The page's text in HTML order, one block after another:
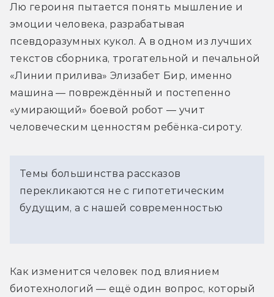
Лю героиня пытается понять мышление и
эмоции человека, разрабатывая
псевдоразумных кукол. А в одном из лучших
текстов сборника, трогательной и печальной
«Линии прилива» Элизабет Бир, именно
машина — повреждённый и постепенно
«умирающий» боевой робот — учит
человеческим ценностям ребёнка-сироту.
Темы большинства рассказов
перекликаются не с гипотетическим
будущим, а с нашей современностью
Как изменится человек под влиянием
биотехнологий — ещё один вопрос, который